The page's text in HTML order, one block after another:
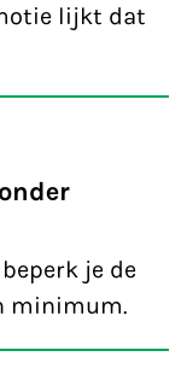
lijkt dat
je de
minimum.